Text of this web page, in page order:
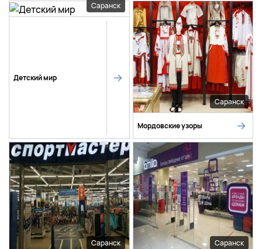
Саранск
Детский мир
Саранск
Мордовские узоры
Саранск Саранск